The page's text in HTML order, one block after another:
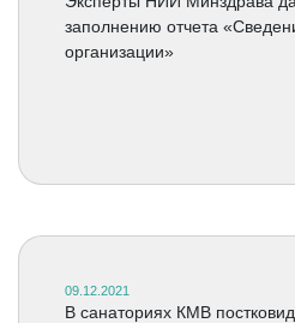
заполнению отчета
организации»
09.12.2021
В санаториях КМВ